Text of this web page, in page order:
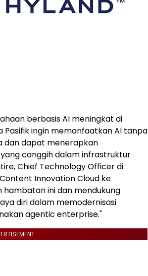
berbasis AI meningkat di
Pasifik ingin memanfaatkan AI tanpa
dan dapat menerapkan
canggih dalam infrastruktur
Chief Technology Officer di
Innovation Cloud ke
hambatan ini dan mendukung
diri dalam memodernisasi
agentic enterprise."